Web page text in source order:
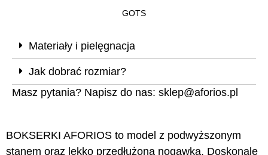
GOTS
Materiały i pielęgnacja
Jak dobrać rozmiar?
Masz pytania? Napisz do nas: sklep@aforios.pl
BOKSERKI AFORIOS to model z podwyższonym
stanem oraz lekko przedłużoną nogawką. Doskonale